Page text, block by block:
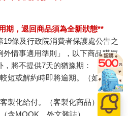
期，退回商品須為全新狀態**
條及行政院消費者保護處公告之
外情事適用準則」，以下商品購買
將不提供7天的猶豫期：
短或解約時即將逾期。（如：生
製化給付。（客製化商品）
含MOOK、外文雜誌）